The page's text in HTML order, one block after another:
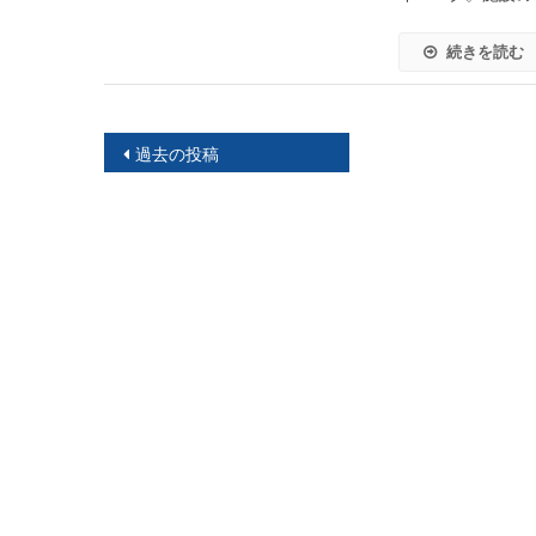
続きを読む
投過去の投稿